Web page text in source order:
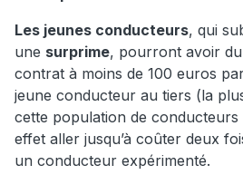
Les jeunes conducteurs, qui
une surprime, pourront avoir
contrat à moins de 100 euros
jeune conducteur au tiers (la
cette population de
effet aller jusqu’à coûter deux
un conducteur expérimenté.